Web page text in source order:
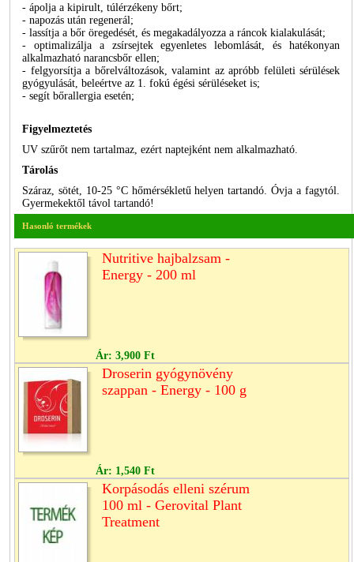
- ápolja a kipirult, túlérzékeny bőrt;
- napozás után regenerál;
- lassítja a bőr öregedését, és megakadályozza a ráncok kialakulását;
- optimalizálja a zsírsejtek egyenletes lebomlását, és hatékonyan
alkalmazható narancsbőr ellen;
- felgyorsítja a bőrelváltozások, valamint az apróbb felületi sérülések
gyógyulását, beleértve az 1. fokú égési sérüléseket is;
- segít bőrallergia esetén;
Figyelmeztetés
UV szűrőt nem tartalmaz, ezért naptejként nem alkalmazható.
Tárolás
Száraz, sötét, 10-25 °C hőmérsékletű helyen tartandó. Óvja a fagytól.
Gyermekektől távol tartandó!
Hasonló termékek
Nutritive hajbalzsam -
Energy - 200 ml
Ár: 3,900 Ft
Droserin gyógynövény
szappan - Energy - 100 g
Ár: 1,540 Ft
Korpásodás elleni szérum
100 ml - Gerovital Plant
Treatment